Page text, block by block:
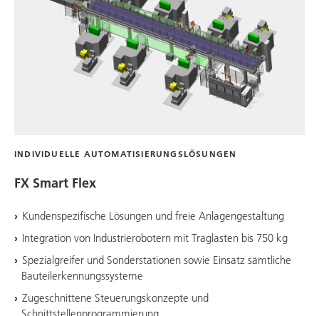
INDIVIDUELLE AUTOMATISIERUNGSLÖSUNGEN
FX Smart Flex
Kundenspezifische Lösungen und freie Anlagengestaltung
Integration von Industrierobotern mit Traglasten bis 750 kg
Spezialgreifer und Sonderstationen sowie Einsatz sämtliche
Bauteilerkennungssysteme
Zugeschnittene Steuerungskonzepte und